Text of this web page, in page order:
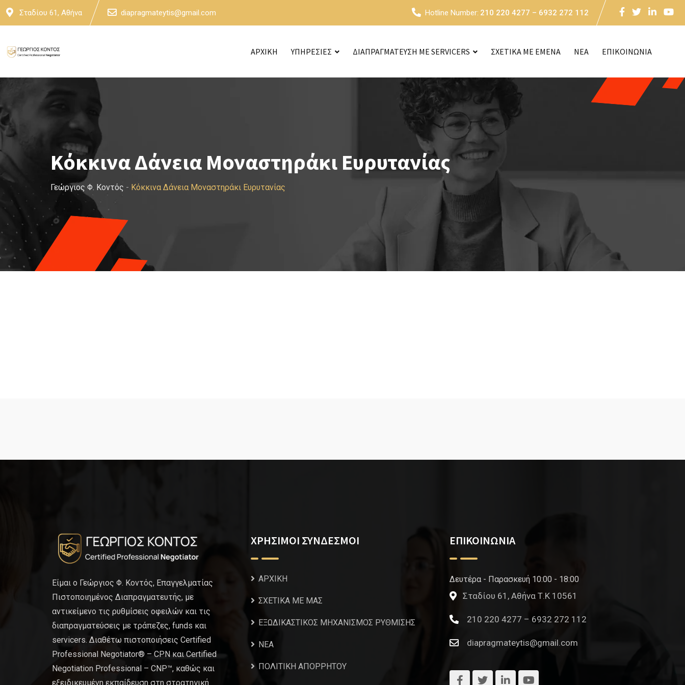
Skip
Σταδίου 61, Αθήνα diapragmateytis@gmail.com Hotline Number: 210 220 4277 – 6932 272 112
ΑΡΧΙΚΗ ΥΠΗΡΕΣΙΕΣ ΔΙΑΠΡΑΓΜΑΤΕΥΣΗ ΜΕ SERVICERS ΣΧΕΤΙΚΑ ΜΕ ΕΜΕΝΑ NEA ΕΠΙΚΟΙΝΩΝΙΑ
Κόκκινα Δάνεια Μοναστηράκι Ευρυτανίας
Γεώργιος Φ. Κοντός - Κόκκινα Δάνεια Μοναστηράκι Ευρυτανίας
Είμαι ο Γεώργιος Φ. Κοντός, Επαγγελματίας
Πιστοποιημένος Διαπραγματευτής, με
αντικείμενο τις ρυθμίσεις οφειλών και τις
διαπραγματεύσεις με τράπεζες, funds και
servicers. Διαθέτω πιστοποιήσεις Certified
Professional Negotiator® – CPN και Certified
Negotiation Professional – CNP™, καθώς και
εξειδικευμένη εκπαίδευση στη στρατηγική
ΧΡΗΣΙΜΟΙ ΣΥΝΔΕΣΜΟΙ
ΑΡΧΙΚΗ
ΣΧΕΤΙΚΑ ΜΕ ΜΑΣ
ΕΞΩΔΙΚΑΣΤΙΚΟΣ ΜΗΧΑΝΙΣΜΟΣ ΡΥΘΜΙΣΗΣ
NEA
ΠΟΛΙΤΙΚΗ ΑΠΟΡΡΗΤΟΥ
ΕΠΙΚΟΙΝΩΝΙΑ
Δευτέρα - Παρασκευή 10:00 - 18:00
Σταδίου 61, Αθήνα Τ.Κ 10561
210 220 4277 – 6932 272 112
diapragmateytis@gmail.com